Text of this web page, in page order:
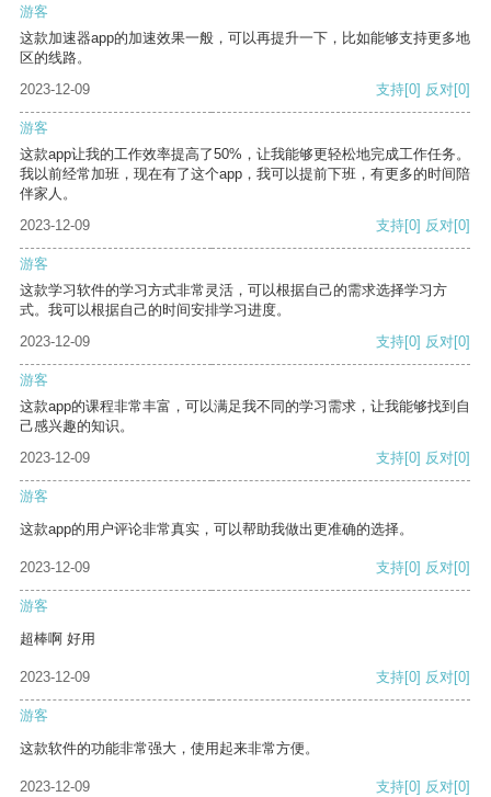
游客
这款加速器app的加速效果一般，可以再提升一下，比如能够支持更多地
区的线路。
2023-12-09
支持[0] 反对[0]
游客
这款app让我的工作效率提高了50%，让我能够更轻松地完成工作任务。
我以前经常加班，现在有了这个app，我可以提前下班，有更多的时间陪
伴家人。
2023-12-09
支持[0] 反对[0]
游客
这款学习软件的学习方式非常灵活，可以根据自己的需求选择学习方
式。我可以根据自己的时间安排学习进度。
2023-12-09
支持[0] 反对[0]
游客
这款app的课程非常丰富，可以满足我不同的学习需求，让我能够找到自
己感兴趣的知识。
2023-12-09
支持[0] 反对[0]
游客
这款app的用户评论非常真实，可以帮助我做出更准确的选择。
2023-12-09 支持[0] 反对[0]
游客
超棒啊 好用
2023-12-09 支持[0] 反对[0]
游客
这款软件的功能非常强大，使用起来非常方便。
2023-12-09 支持[0] 反对[0]